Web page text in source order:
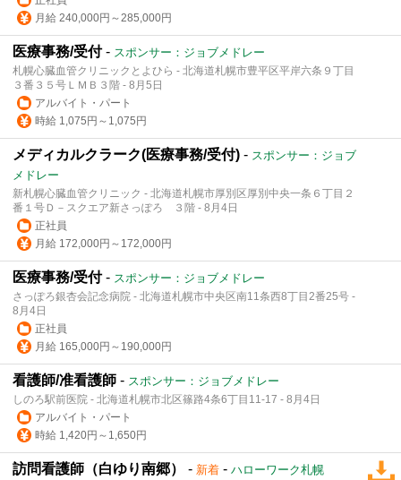
月給 240,000円～285,000円
医療事務/受付- スポンサー：ジョブメドレー
札幌心臓血管クリニックとよひら - 北海道札幌市豊平区平岸六条９丁目
３番３５号ＬＭＢ３階 - 8月5日
アルバイト・パート
時給 1,075円～1,075円
メディカルクラーク(医療事務/受付) - スポンサー：ジョブ
メドレー
新札幌心臓血管クリニック - 北海道札幌市厚別区厚別中央一条６丁目２
番１号Ｄ－スクエア新さっぽろ ３階 - 8月4日
正社員
月給 172,000円～172,000円
医療事務/受付- スポンサー：ジョブメドレー
さっぽろ銀杏会記念病院 - 北海道札幌市中央区南11条西8丁目2番25号 -
8月4日
正社員
月給 165,000円～190,000円
看護師/准看護師 - スポンサー：ジョブメドレー
しのろ駅前医院 - 北海道札幌市北区篠路4条6丁目11-17 - 8月4日
アルバイト・パート
時給 1,420円～1,650円
訪問看護師（白ゆり南郷） - 新着 - ハローワーク札幌